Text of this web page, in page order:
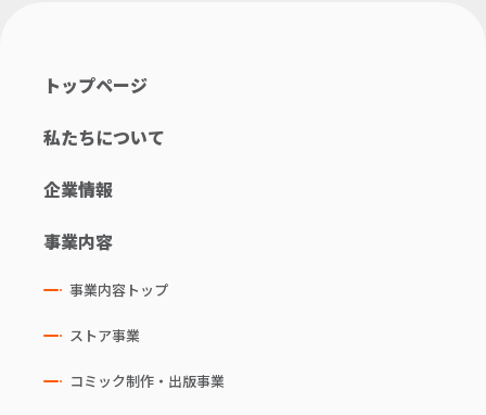
トップページ
私たちについて
企業情報
事業内容
事業内容トップ
ストア事業
コミック制作・出版事業